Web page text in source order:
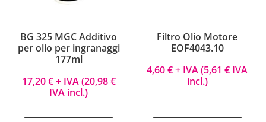
BG 325 MGC Additivo
per olio per ingranaggi
177ml
17,20€+ IVA (20,98€
IVA incl.)
Filtro Olio Motore
EOF4043.10
4,60€+ IVA (5,61€ IVA
incl.)